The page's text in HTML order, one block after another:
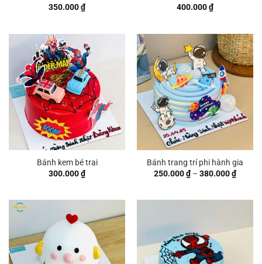
350.000₫
400.000₫
Bánh kem bé trai
300.000₫
Bánh trang trí phi hành gia
250.000₫ – 380.000₫
giá: